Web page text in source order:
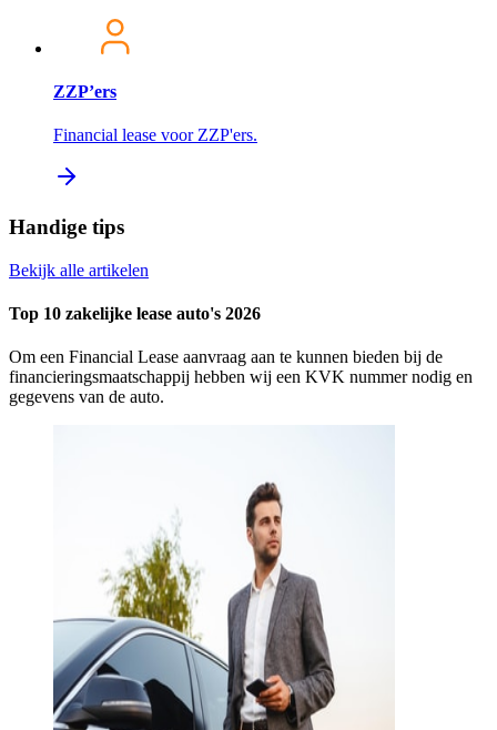
ZZP’ers
Financial lease voor ZZP'ers.
Handige tips
Bekijk alle artikelen
Top 10 zakelijke lease auto's 2026
Om een Financial Lease aanvraag aan te kunnen bieden bij de
financieringsmaatschappij hebben wij een KVK nummer nodig en
gegevens van de auto.